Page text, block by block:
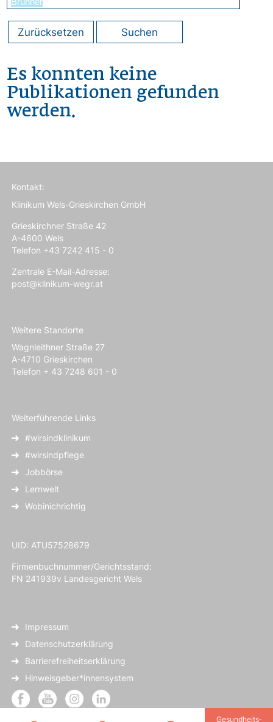
Zurücksetzen Suchen
Es konnten keine
Publikationen gefunden
werden.
Gesundheits­
Kontakt:
Klinikum Wels-Grieskirchen GmbH
Grieskirchner Straße 42
A-4600 Wels
Telefon +43 7242 415 - 0
Zentrale E-Mail-Adresse:
post@klinikum-wegr.at
Weitere Standorte
Wagnleithner Straße 27
A-4710 Grieskirchen
Telefon + 43 7248 601 - 0
Weiterführende Links
#wirsindklinikum
#wirsindpflege
Jobbörse
Lernwelt
Wobinichrichtig
UID: ATU57528679
Firmenbuchnummer/Gerichtsstand:
FN 241939v Landesgericht Wels
Impressum
Datenschutzerklärung
Barrierefreiheitserklärung
Hinweisgeber*innensystem